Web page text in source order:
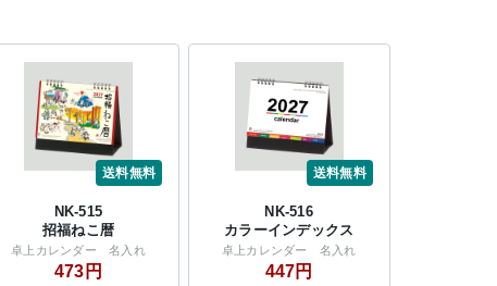
送料無料
NK-515
招福ねこ暦
卓上カレンダー 名入れ
473円
送料無料
NK-516
カラーインデックス
卓上カレンダー 名入れ
447円